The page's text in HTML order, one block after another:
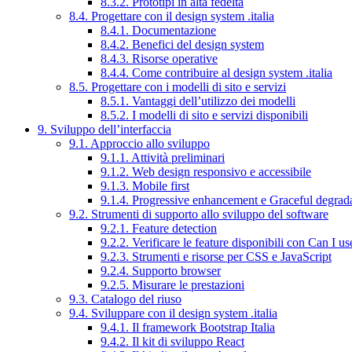
8.4. Progettare con il design system .italia
8.4.1. Documentazione
8.4.2. Benefici del design system
8.4.3. Risorse operative
8.4.4. Come contribuire al design system .italia
8.5. Progettare con i modelli di sito e servizi
8.5.1. Vantaggi dell’utilizzo dei modelli
8.5.2. I modelli di sito e servizi disponibili
9. Sviluppo dell’interfaccia
9.1. Approccio allo sviluppo
9.1.1. Attività preliminari
9.1.2. Web design responsivo e accessibile
9.1.3. Mobile first
9.1.4. Progressive enhancement e Graceful
9.2. Strumenti di supporto allo sviluppo del software
9.2.1. Feature detection
9.2.2. Verificare le feature disponibili con Can I
9.2.3. Strumenti e risorse per CSS e JavaScript
9.2.4. Supporto browser
9.2.5. Misurare le prestazioni
9.3. Catalogo del riuso
9.4. Sviluppare con il design system .italia
9.4.1. Il framework Bootstrap Italia
9.4.2. Il kit di sviluppo React